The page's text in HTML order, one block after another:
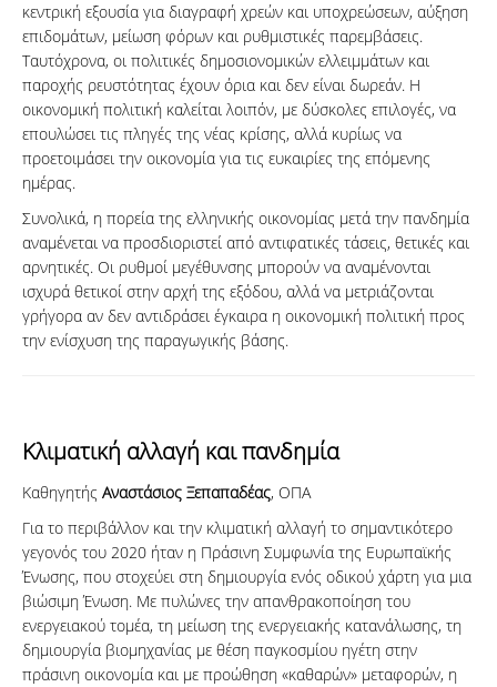
κεντρική εξουσία για διαγραφή χρεών και υποχρεώσεων, αύξηση
επιδομάτων, μείωση φόρων και ρυθμιστικές παρεμβάσεις.
Ταυτόχρονα, οι πολιτικές δημοσιονομικών ελλειμμάτων και
παροχής ρευστότητας έχουν όρια και δεν είναι δωρεάν. Η
οικονομική πολιτική καλείται λοιπόν, με δύσκολες επιλογές, να
επουλώσει τις πληγές της νέας κρίσης, αλλά κυρίως να
προετοιμάσει την οικονομία για τις ευκαιρίες της επόμενης
ημέρας.
Συνολικά, η πορεία της ελληνικής οικονομίας μετά την πανδημία
αναμένεται να προσδιοριστεί από αντιφατικές τάσεις, θετικές και
αρνητικές. Οι ρυθμοί μεγέθυνσης μπορούν να αναμένονται
ισχυρά θετικοί στην αρχή της εξόδου, αλλά να μετριάζονται
γρήγορα αν δεν αντιδράσει έγκαιρα η οικονομική πολιτική προς
την ενίσχυση της παραγωγικής βάσης.
Κλιματική αλλαγή και πανδημία
Καθηγητής Αναστάσιος Ξεπαπαδέας, ΟΠΑ
Για το περιβάλλον και την κλιματική αλλαγή το σημαντικότερο
γεγονός του 2020 ήταν η Πράσινη Συμφωνία της Ευρωπαϊκής
Ένωσης, που στοχεύει στη δημιουργία ενός οδικού χάρτη για μια
βιώσιμη Ένωση. Με πυλώνες την απανθρακοποίηση του
ενεργειακού τομέα, τη μείωση της ενεργειακής κατανάλωσης, τη
δημιουργία βιομηχανίας με θέση παγκοσμίου ηγέτη στην
πράσινη οικονομία και με προώθηση «καθαρών» μεταφορών, η